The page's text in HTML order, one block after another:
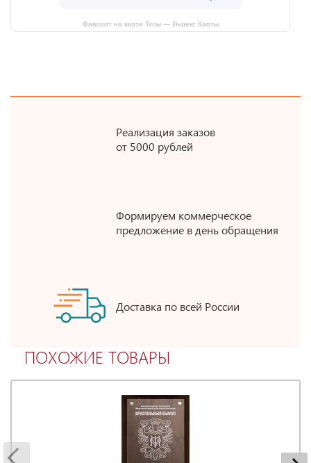
Фаворит на карте Тулы — Яндекс Карты
Реализация заказов
от 5000 рублей
Формируем коммерческое
предложение в день обращения
Доставка по всей России
ПОХОЖИЕ ТОВАРЫ